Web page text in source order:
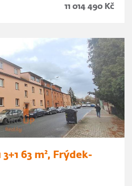
11 014 490 Kč
63 m², Frýdek-